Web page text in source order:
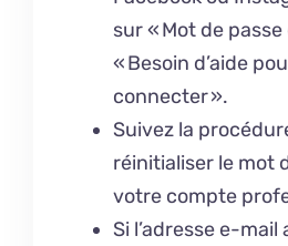
sur « Mot de passe
« Besoin d’aide
connecter ».
Suivez la
réinitialiser le mot
votre compte
Si l’adresse e-